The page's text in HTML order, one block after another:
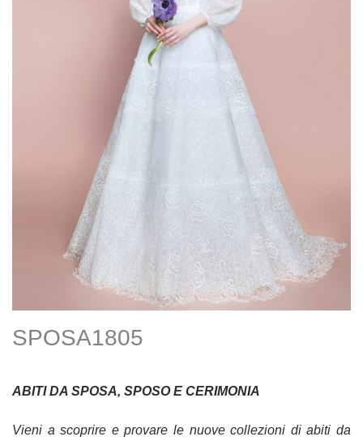
SPOSA1805
ABITI DA SPOSA, SPOSO E CERIMONIA
Vieni a scoprire e provare le nuove collezioni di abiti da